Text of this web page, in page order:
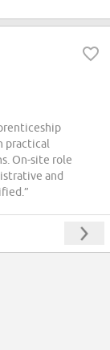
practical
On-site role
and